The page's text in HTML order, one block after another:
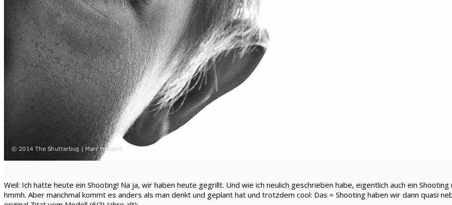
Weil: Ich hatte heute ein Shooting! Na ja, wir haben heute gegrillt. Und wie ich neulich geschrieben habe, eigentlich auch ein
hmmh. Aber manchmal kommt es anders als man denkt und geplant hat und trotzdem cool: Das = Shooting haben wir dann quasi